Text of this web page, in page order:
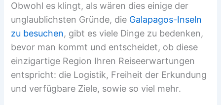
Obwohl es klingt, als wären dies einige der
unglaublichsten Gründe, die Galapagos-Inseln
zu besuchen, gibt es viele Dinge zu bedenken,
bevor man kommt und entscheidet, ob diese
einzigartige Region Ihren Reiseerwartungen
entspricht: die Logistik, Freiheit der Erkundung
und verfügbare Ziele, sowie so viel mehr.